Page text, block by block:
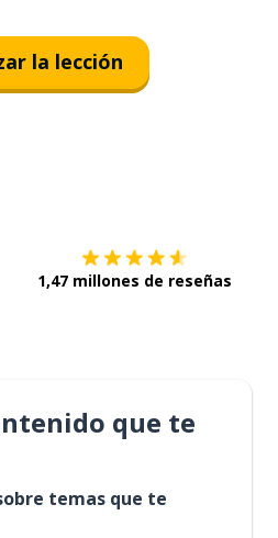
la lección
1,47 millones de reseñas
que te
temas que te